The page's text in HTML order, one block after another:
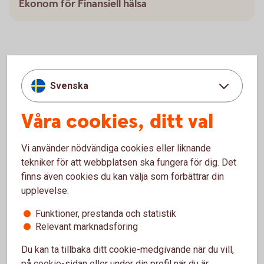
Ekonom för Finansiell hälsa
Verktyg för att ha koll på budget
Det finns både verktyg och knep för att få bättre koll
på sin ekonomi.
Checklista - Ta kontroll över ekonomin (pdf)
Utgiftskollen - ett digitalt
verktyg
Budgetsnurran -få koll på din
ekonomi
Svenska
Våra cookies, ditt val
Vi använder nödvändiga cookies eller liknande
tekniker för att webbplatsen ska fungera för dig. Det
finns även cookies du kan välja som förbättrar din
upplevelse:
Funktioner, prestanda och statistik
Relevant marknadsföring
Du kan ta tillbaka ditt cookie-medgivande när du vill,